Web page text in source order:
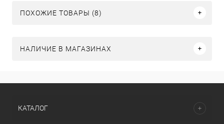
ПОХОЖИЕ ТОВАРЫ (8)
НАЛИЧИЕ В МАГАЗИНАХ
КАТАЛОГ